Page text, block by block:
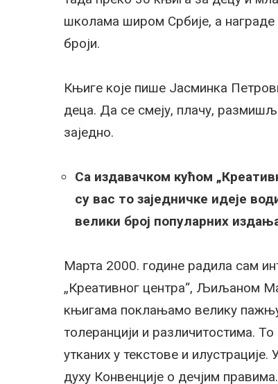
школама широм Србије, а награде
броји.
Књиге које пише Јасминка
деца. Да се смеју, плачу,
заједно.
Са издавачком кућом
су вас то заједничке идеје
велики број популарних
Марта 2000. године радила сам
„Креативног центра“, Љиљаном
књигама поклањамо велику пажњу
толеранцији и различитостима.
утканих у текстове и
духу Конвенције о дечјим